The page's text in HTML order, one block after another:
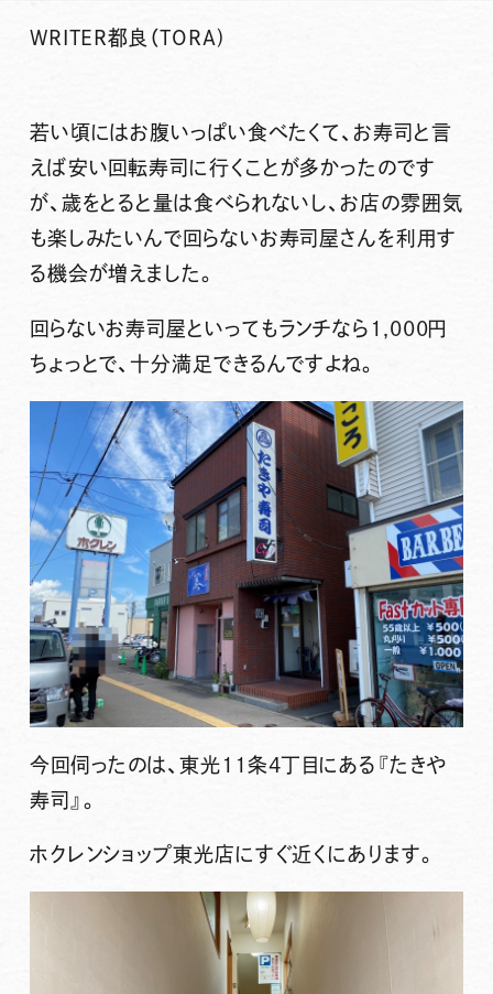
WRITER都良（TORA)
若い頃にはお腹いっぱい食べたくて、お寿司と言
えば安い回転寿司に行くことが多かったのです
が、歳をとると量は食べられないし、お店の雰囲気
も楽しみたいんで回らないお寿司屋さんを利用す
る機会が増えました。
回らないお寿司屋といってもランチなら1,000円
ちょっとで、十分満足できるんですよね。
今回伺ったのは、東光11条4丁目にある 『たきや
寿司』 。
ホクレンショップ東光店にすぐ近くにあります。